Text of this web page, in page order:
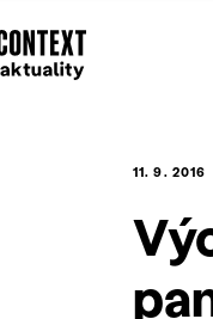
11. 9. 2016